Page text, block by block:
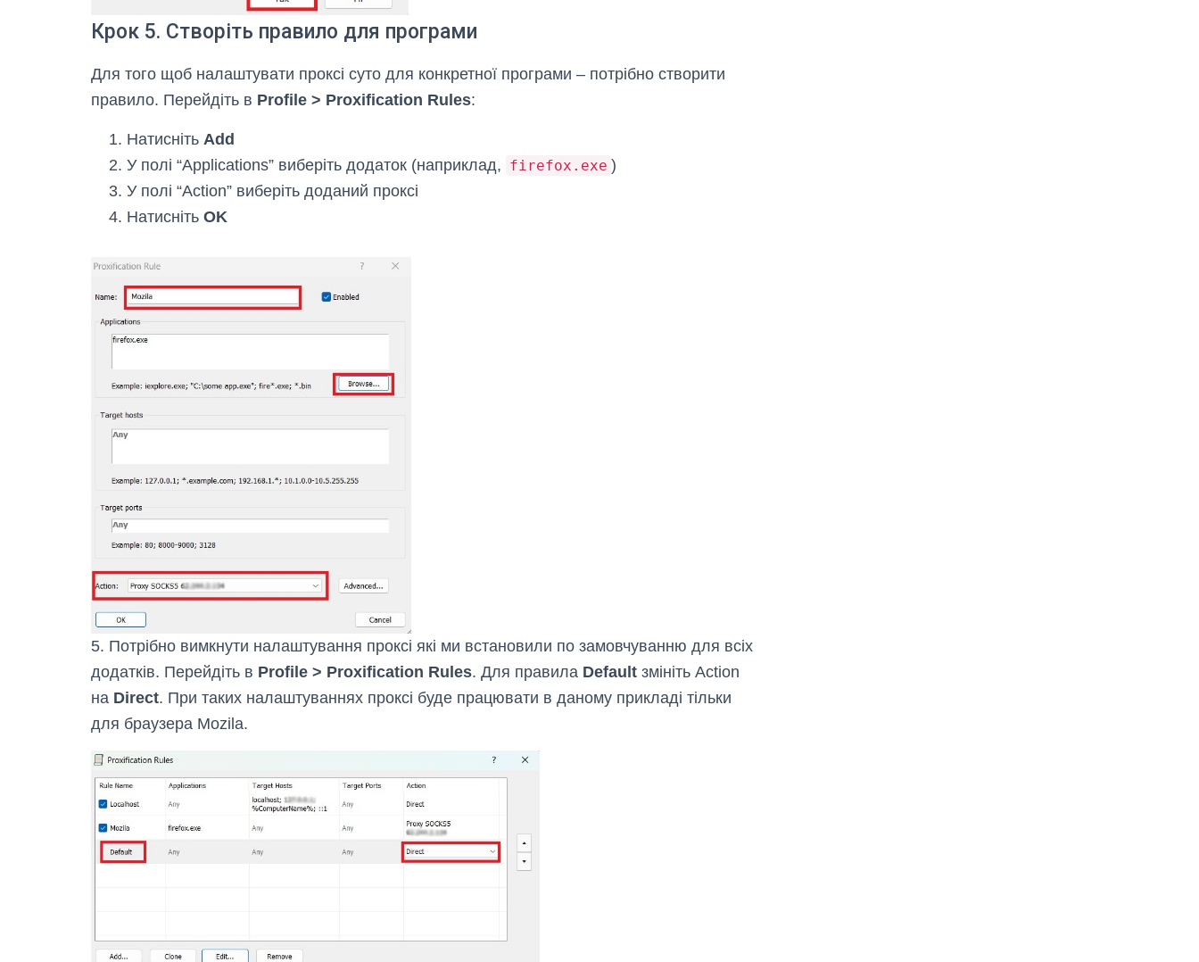
Крок 5. Створіть правило для програми
Для того щоб налаштувати проксі суто для конкретної програми – потрібно створити
правило. Перейдіть в Profile > Proxification Rules:
Натисніть Add
У полі “Applications” виберіть додаток (наприклад, firefox.exe )
У полі “Action” виберіть доданий проксі
Натисніть OK
5. Потрібно вимкнути налаштування проксі які ми встановили по замовчуванню для всіх
додатків. Перейдіть в Profile > Proxification Rules. Для правила Default змініть Action
на Direct. При таких налаштуваннях проксі буде працювати в даному прикладі тільки
для браузера Mozila.